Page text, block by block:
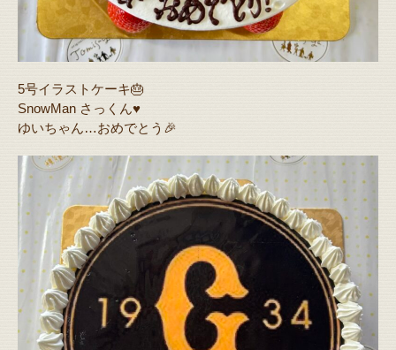
5号イラストケーキ🎂
SnowMan さっくん♥️
ゆいちゃん…おめでとう🎉